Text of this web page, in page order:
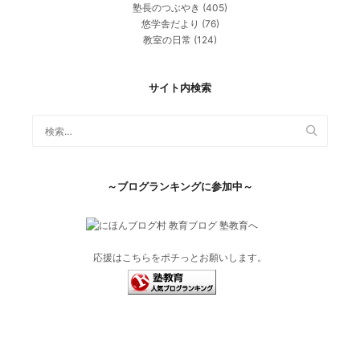
塾長のつぶやき (405)
悠学舎だより (76)
教室の日常 (124)
サイト内検索
～ブログランキングに参加中～
応援はこちらをポチっとお願いします。